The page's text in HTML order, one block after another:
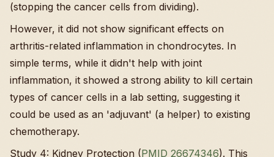
(stopping the cancer cells from dividing).
However, it did not show significant effects on
arthritis-related inflammation in chondrocytes. In
simple terms, while it didn't help with joint
inflammation, it showed a strong ability to kill certain
types of cancer cells in a lab setting, suggesting it
could be used as an 'adjuvant' (a helper) to existing
chemotherapy.
Study 4: Kidney Protection (PMID 26674346). This